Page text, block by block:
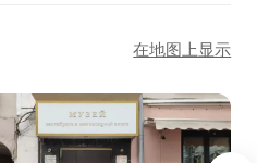
在地图上显示